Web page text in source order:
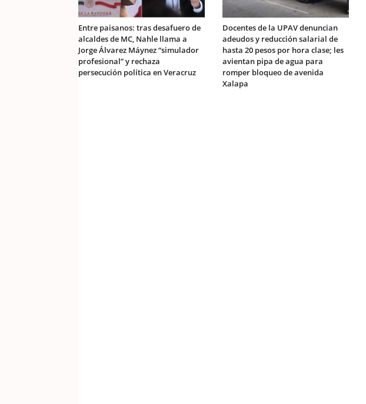
Entre paisanos: tras desafuero de
alcaldes de MC, Nahle llama a
Jorge Álvarez Máynez “simulador
profesional” y rechaza
persecución política en Veracruz
Docentes de la UPAV denuncian
adeudos y reducción salarial de
hasta 20 pesos por hora clase; les
avientan pipa de agua para
romper bloqueo de avenida
Xalapa